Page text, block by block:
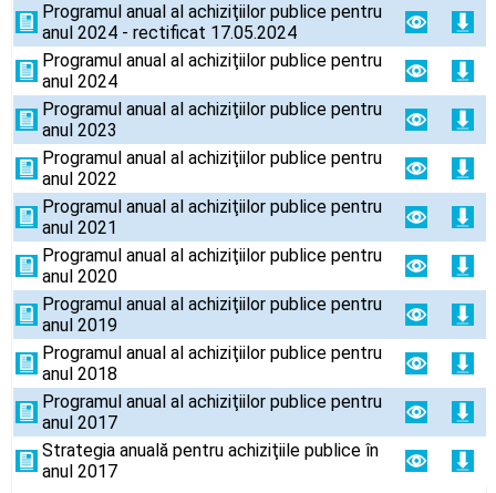
Programul anual al achiziţiilor publice pentru
anul 2024 - rectificat 17.05.2024
Programul anual al achiziţiilor publice pentru
anul 2024
Programul anual al achiziţiilor publice pentru
anul 2023
Programul anual al achiziţiilor publice pentru
anul 2022
Programul anual al achiziţiilor publice pentru
anul 2021
Programul anual al achiziţiilor publice pentru
anul 2020
Programul anual al achiziţiilor publice pentru
anul 2019
Programul anual al achiziţiilor publice pentru
anul 2018
Programul anual al achiziţiilor publice pentru
anul 2017
Strategia anuală pentru achiziţiile publice în
anul 2017